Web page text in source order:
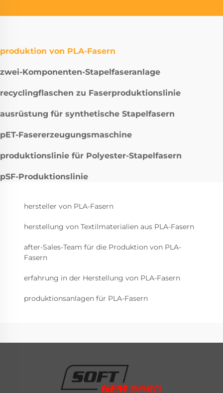
produktion von PLA-Fasern
zwei-Komponenten-Stapelfaseranlage
recyclingflaschen zu Faserproduktionslinie
ausrüstung für synthetische Stapelfasern
pET-Fasererzeugungsmaschine
produktionslinie für Polyester-Stapelfasern
pSF-Produktionslinie
hersteller von PLA-Fasern
herstellung von Textilmaterialien aus PLA-Fasern
after-Sales-Team für die Produktion von PLA-
Fasern
erfahrung in der Herstellung von PLA-Fasern
produktionsanlagen für PLA-Fasern